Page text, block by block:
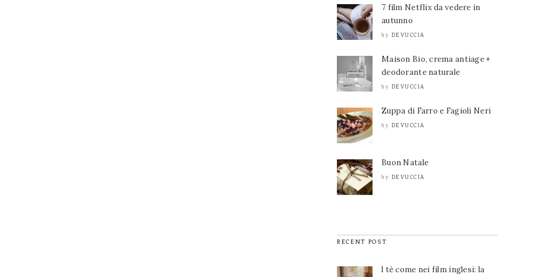
7 film Netflix da vedere in
autunno
by DEVUCCIA
Maison Bio, crema antiage +
deodorante naturale
by DEVUCCIA
Zuppa di Farro e Fagioli Neri
by DEVUCCIA
Buon Natale
by DEVUCCIA
RECENT POST
l tè come nei film inglesi: la